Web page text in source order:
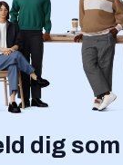
dig